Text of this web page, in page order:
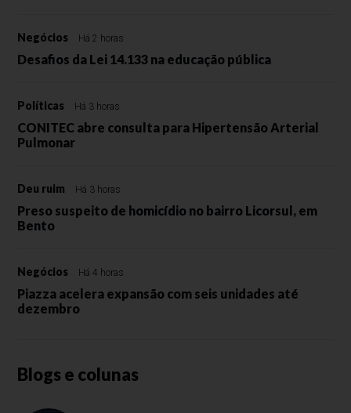
Negócios Há 2 horas
Desafios da Lei 14.133 na educação pública
Políticas Há 3 horas
CONITEC abre consulta para Hipertensão Arterial
Pulmonar
Deu ruim Há 3 horas
Preso suspeito de homicídio no bairro Licorsul, em
Bento
Negócios Há 4 horas
Piazza acelera expansão com seis unidades até
dezembro
Blogs e colunas